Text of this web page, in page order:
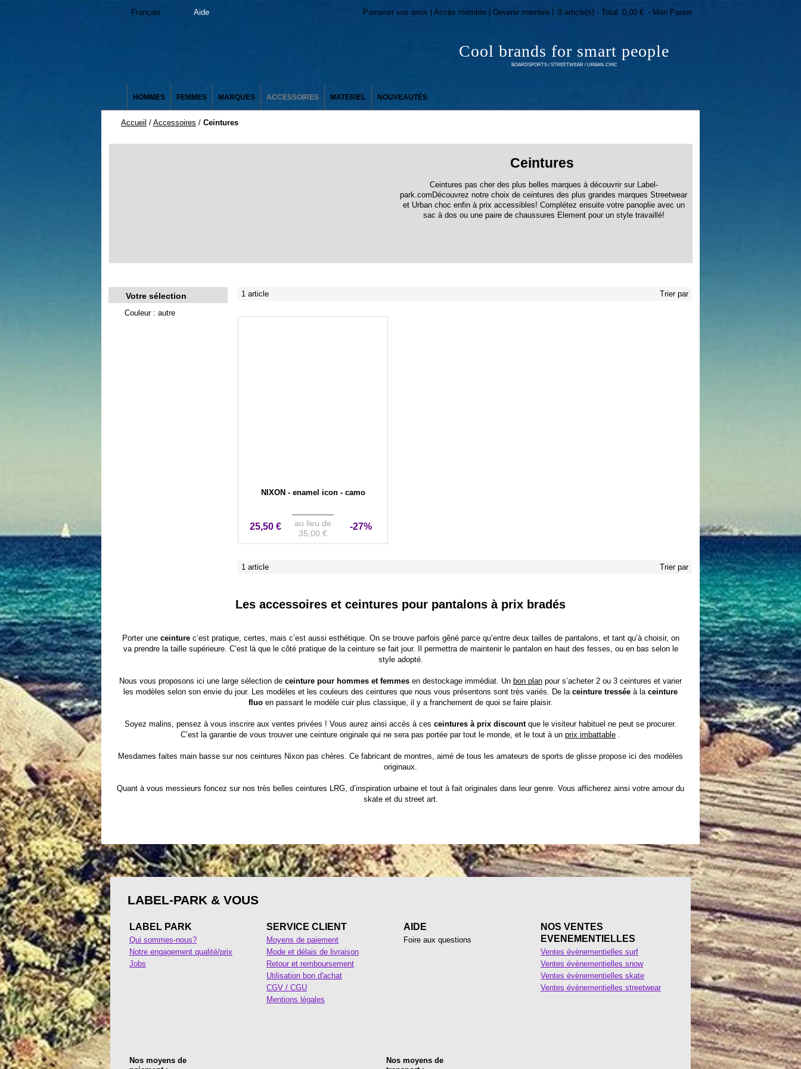
Cool brands for smart people
BOARDSPORTS / STREETWEAR / URBAN-CHIC
Français Aide Parrainer vos amis | Accès membre | Devenir membre | 0 article(s) - Total 0,00 € - Mon Panier
HOMMES FEMMES MARQUES ACCESSOIRES MATERIEL NOUVEAUTÉS
Accueil / Accessoires / Ceintures
Ceintures
Ceintures pas cher des plus belles marques à découvrir sur Label-
park.comDécouvrez notre choix de ceintures des plus grandes marques Streetwear
et Urban choc enfin à prix accessibles! Complétez ensuite votre panoplie avec un
sac à dos ou une paire de chaussures Element pour un style travaillé!
Votre sélection
Couleur : autre
1 article Trier par
NIXON - enamel icon - camo
25,50 €
au lieu de
35,00 €
-27%
1 article Trier par
Les accessoires et ceintures pour pantalons à prix bradés
Porter une ceinturec’est pratique, certes, mais c’est aussi esthétique. On se trouve parfois gêné parce qu’entre deux tailles de pantalons, et tant qu’à choisir, on
va prendre la taille supérieure. C’est là que le côté pratique de la ceinture se fait jour. Il permettra de maintenir le pantalon en haut des fesses, ou en bas selon le
style adopté.
Nous vous proposons ici une large sélection de ceinture pour hommes et femmes en destockage immédiat. Un bon plan pour s’acheter 2 ou 3 ceintures et varier
les modèles selon son envie du jour. Les modèles et les couleurs des ceintures que nous vous présentons sont très variés. De la ceinture tressée à la ceinture
fluo en passant le modèle cuir plus classique, il y a franchement de quoi se faire plaisir.
Soyez malins, pensez à vous inscrire aux ventes privées ! Vous aurez ainsi accès à ces ceintures à prix discountque le visiteur habituel ne peut se procurer.
C’est la garantie de vous trouver une ceinture originale qui ne sera pas portée par tout le monde, et le tout à un prix imbattable
Mesdames faites main basse sur nos ceintures Nixon pas chères. Ce fabricant de montres, aimé de tous les amateurs de sports de glisse propose ici des modèles
originaux.
Quant à vous messieurs foncez sur nos très belles ceintures LRG , d’inspiration urbaine et tout à fait originales dans leur genre. Vous afficherez ainsi votre amour du
skate et du street art.
LABEL-PARK & VOUS
LABEL PARK
Qui sommes-nous?
Notre engagement qualité/prix
Jobs
SERVICE CLIENT
Moyens de paiement
Mode et délais de livraison
Retour et remboursement
Utilisation bon d'achat
CGV / CGU
Mentions légales
AIDE
Foire aux questions
NOS VENTES
EVENEMENTIELLES
Ventes évènementielles surf
Ventes évènementielles snow
Ventes évènementielles skate
Ventes évènementielles streetwear
Nos moyens de
Nos moyens de